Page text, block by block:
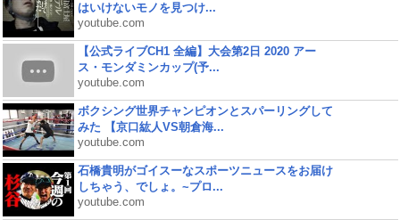
はいけないモノを見つけ...
youtube.com
【公式ライブCH1 全編】大会第2日 2020 アー
ス・モンダミンカップ(予...
youtube.com
ボクシング世界チャンピオンとスパーリングして
みた 【京口紘人VS朝倉海...
youtube.com
石橋貴明がゴイスーなスポーツニュースをお届け
しちゃう、でしょ。~プロ...
youtube.com